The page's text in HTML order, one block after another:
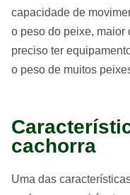
capacidade de
o peso do peixe, maior
preciso ter
o peso de muitos
cachorra
Uma das